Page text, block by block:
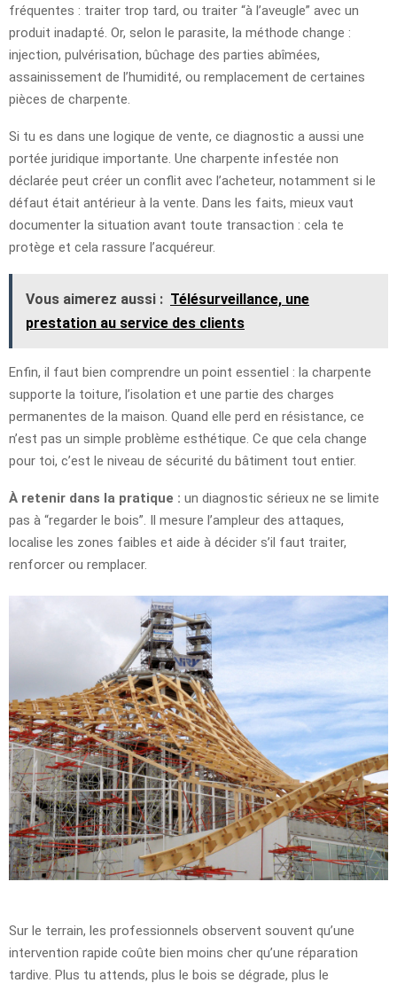
fréquentes : traiter trop tard, ou traiter “à l’aveugle” avec un
produit inadapté. Or, selon le parasite, la méthode change :
injection, pulvérisation, bûchage des parties abîmées,
assainissement de l’humidité, ou remplacement de certaines
pièces de charpente.
Si tu es dans une logique de vente, ce diagnostic a aussi une
portée juridique importante. Une charpente infestée non
déclarée peut créer un conflit avec l’acheteur, notamment si le
défaut était antérieur à la vente. Dans les faits, mieux vaut
documenter la situation avant toute transaction : cela te
protège et cela rassure l’acquéreur.
Vous aimerez aussi : Télésurveillance, une
prestation au service des clients
Enfin, il faut bien comprendre un point essentiel : la charpente
supporte la toiture, l’isolation et une partie des charges
permanentes de la maison. Quand elle perd en résistance, ce
n’est pas un simple problème esthétique. Ce que cela change
pour toi, c’est le niveau de sécurité du bâtiment tout entier.
À retenir dans la pratique : un diagnostic sérieux ne se limite
pas à “regarder le bois”. Il mesure l’ampleur des attaques,
localise les zones faibles et aide à décider s’il faut traiter,
renforcer ou remplacer.
Sur le terrain, les professionnels observent souvent qu’une
intervention rapide coûte bien moins cher qu’une réparation
tardive. Plus tu attends, plus le bois se dégrade, plus le